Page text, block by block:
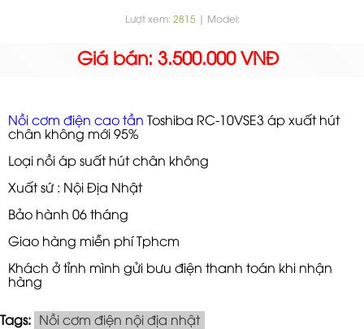
Lượt xem: 2815| Model:
Giá bán: 3.500.000 VNĐ
Nồi cơm điện cao tần Toshiba RC-10VSE3 áp xuất hút
chân không mới 95%
Loại nồi áp suất hút chân không
Xuất sứ : Nội Địa Nhật
Bảo hành 06 tháng
Giao hàng miễn phí Tphcm
Khách ở tỉnh mình gửi bưu điện thanh toán khi nhận
hàng
Tags: Nồi cơm điện nội địa nhật